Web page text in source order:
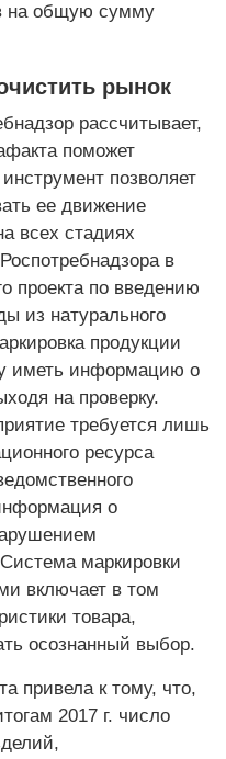
на общую сумму
рынок
рассчитывает,
поможет
позволяет
ее движение
всех стадиях
в
проекта по введению
из натурального
продукции
иметь информацию о
на проверку.
требуется лишь
ресурса
о
маркировки
включает в том
товара,
осознанный выбор.
привела к тому, что,
2017 г. число